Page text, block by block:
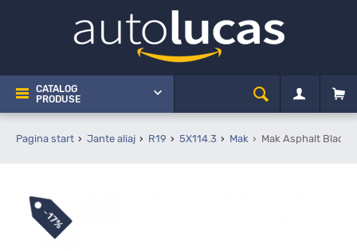
CATALOG
PRODUSE
Pagina start Jante aliaj R19 5X114.3 Mak Mak Asphalt Black
-17%